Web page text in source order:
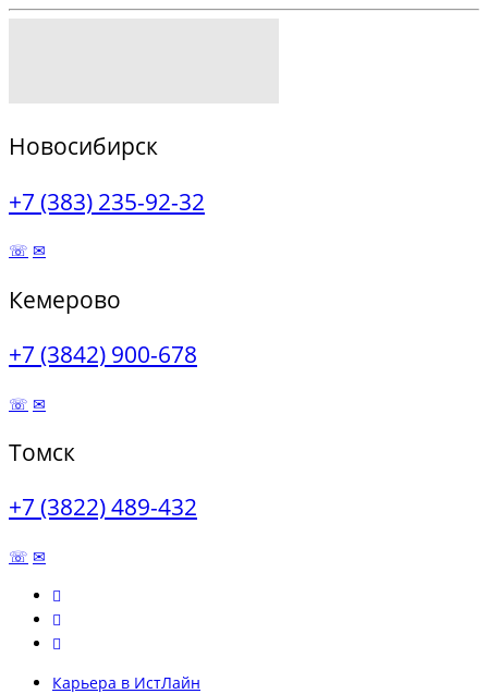
Новосибирск
+7 (383) 235-92-32
☏ ✉
Кемерово
+7 (3842) 900-678
☏ ✉
Томск
+7 (3822) 489-432
☏ ✉
Карьера в ИстЛайн